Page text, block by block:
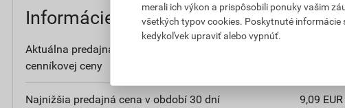
Informácie o cene
Aktuálna predajná cena po zľave 5% z
cenníkovej ceny
Najnižšia predajná cena v období 30 dní
9,09 EUR
merali ich výkon a prispôsobili ponuky vašim
všetkých typov cookies. Poskytnuté informácie
kedykoľvek upraviť alebo vypnúť.